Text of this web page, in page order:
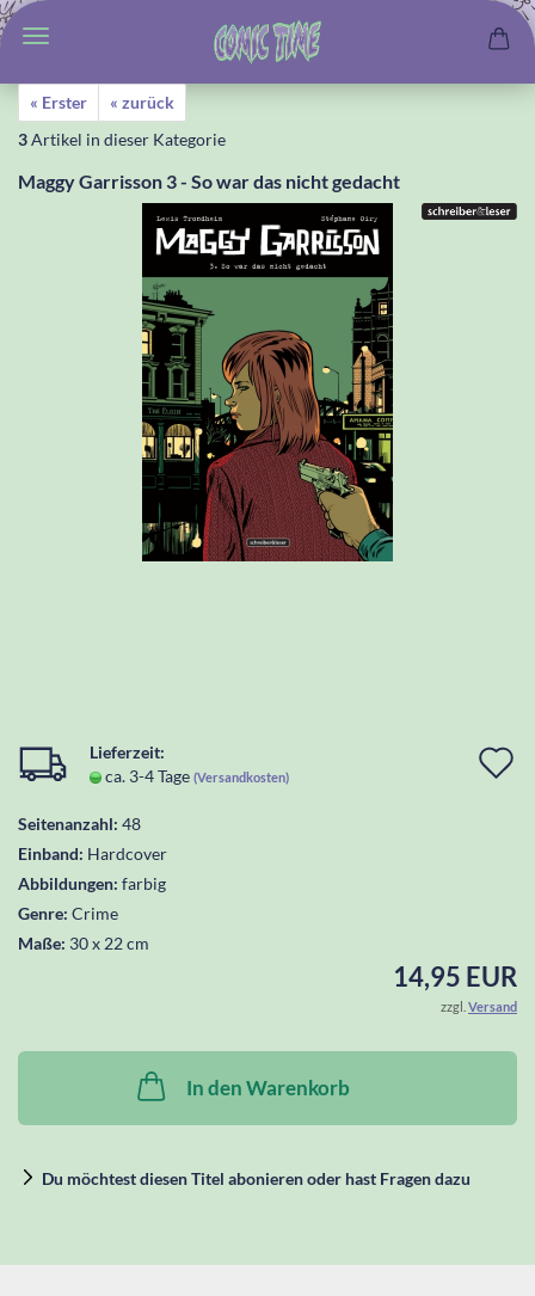
« Erster
« zurück
3Artikel in dieser Kategorie
Maggy Garrisson 3 - So war das nicht gedacht
Lieferzeit:
ca. 3-4 Tage (Versandkosten)
Seitenanzahl: 48
Einband: Hardcover
Abbildungen: farbig
Genre: Crime
Maße: 30 x 22 cm
14,95 EUR
zzgl. Versand
In den Warenkorb
Du möchtest diesen Titel abonieren oder hast Fragen dazu